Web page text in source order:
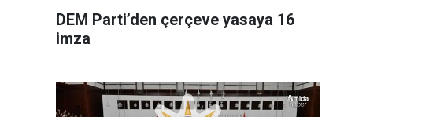
DEM Parti’den çerçeve yasaya 16
imza